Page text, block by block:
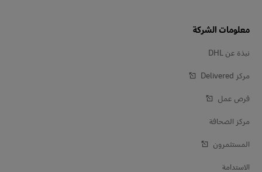
معلومات الشركة
نبذة عن DHL
مركز Delivered‎
فرص عمل
مركز الصحافة
المستثمرون
الاستدامة